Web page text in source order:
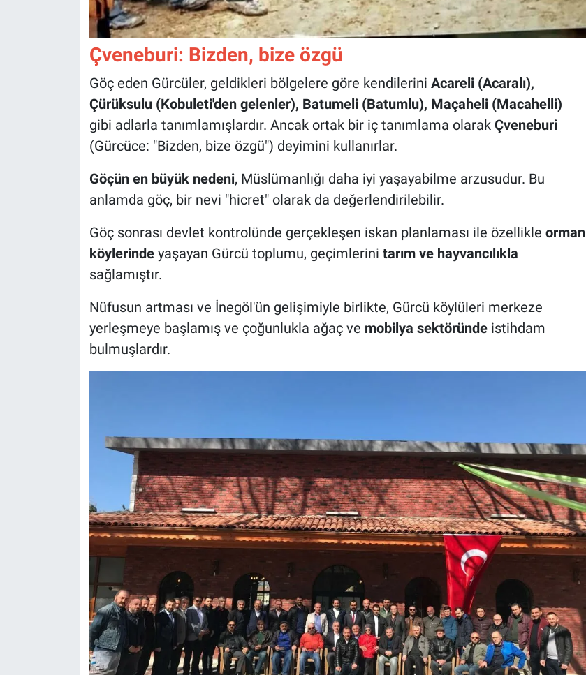
Çveneburi: Bizden, bize özgü
Göç eden Gürcüler, geldikleri bölgelere göre kendilerini Acareli (Acaralı),
Çürüksulu (Kobuleti'den gelenler), Batumeli (Batumlu), Maçaheli (Macahelli)
gibi adlarla tanımlamışlardır. Ancak ortak bir iç tanımlama olarak Çveneburi
(Gürcüce: "Bizden, bize özgü") deyimini kullanırlar.
Göçün en büyük nedeni, Müslümanlığı daha iyi yaşayabilme arzusudur. Bu
anlamda göç, bir nevi "hicret" olarak da değerlendirilebilir.
Göç sonrası devlet kontrolünde gerçekleşen iskan planlaması ile özellikle orman
köylerindeyaşayan Gürcü toplumu, geçimlerini tarım ve hayvancılıkla
sağlamıştır.
Nüfusun artması ve İnegöl'ün gelişimiyle birlikte, Gürcü köylüleri merkeze
yerleşmeye başlamış ve çoğunlukla ağaç ve mobilya sektöründeistihdam
bulmuşlardır.